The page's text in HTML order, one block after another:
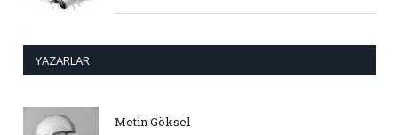
YAZARLAR
Metin Göksel